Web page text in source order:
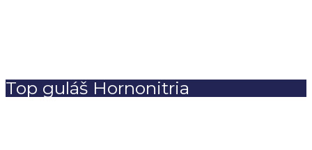
Top guláš Hornonitria